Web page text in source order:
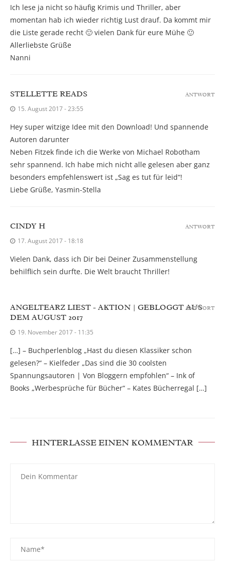
Ich lese ja nicht so häufig Krimis und Thriller, aber
momentan hab ich wieder richtig Lust drauf. Da kommt mir
die Liste gerade recht 🙂 vielen Dank für eure Mühe 🙂
Allerliebste Grüße
Nanni
STELLETTE READS
15. August 2017 - 23:55
Hey super witzige Idee mit den Download! Und spannende
Autoren darunter
Neben Fitzek finde ich die Werke von Michael Robotham
sehr spannend. Ich habe mich nicht alle gelesen aber ganz
besonders empfehlenswert ist „Sag es tut für leid“!
Liebe Grüße, Yasmin-Stella
ANTWORT
CINDY H
17. August 2017 - 18:18
Vielen Dank, dass ich Dir bei Deiner Zusammenstellung
behilflich sein durfte. Die Welt braucht Thriller!
ANTWORT
ANGELTEARZ LIEST - AKTION | GEBLOGGT AUS
DEM AUGUST 2017
19. November 2017 - 11:35
[…] – Buchperlenblog „Hast du diesen Klassiker schon
gelesen?“ – Kielfeder „Das sind die 30 coolsten
Spannungsautoren | Von Bloggern empfohlen“ – Ink of
Books „Werbesprüche für Bücher“ – Kates Bücherregal […]
ANTWORT
HINTERLASSE EINEN KOMMENTAR